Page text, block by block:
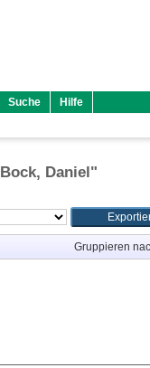
Suche Hilfe
Bock, Daniel"
Gruppieren